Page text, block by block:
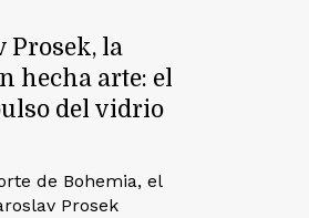
Prosek, la
hecha arte: el
del vidrio
de Bohemia, el
Prosek